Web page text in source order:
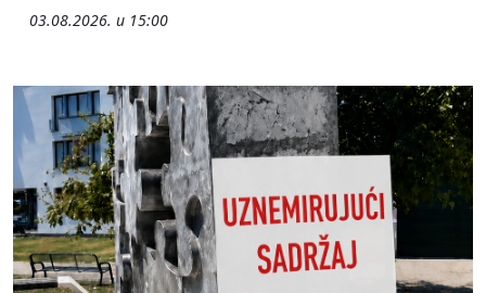
03.08.2026. u 15:00